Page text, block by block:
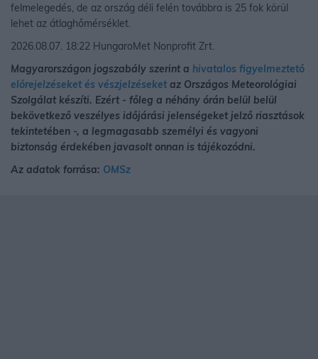
felmelegedés, de az ország déli felén továbbra is 25 fok körül
lehet az átlaghőmérséklet.
2026.08.07. 18:22 HungaroMet Nonprofit Zrt.
Magyarországon jogszabály szerint a hivatalos figyelmeztető
előrejelzéseket és vészjelzéseket az Országos Meteorológiai
Szolgálat készíti. Ezért - főleg a néhány órán belül belül
bekövetkező veszélyes időjárási jelenségeket jelző riasztások
tekintetében -, a legmagasabb személyi és vagyoni
biztonság érdekében javasolt onnan is tájékozódni.
Az adatok forrása: OMSz